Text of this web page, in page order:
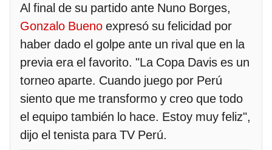
Al final de su partido ante Nuno Borges,
Gonzalo Bueno expresó su felicidad por
haber dado el golpe ante un rival que en la
previa era el favorito. "La Copa Davis es un
torneo aparte. Cuando juego por Perú
siento que me transformo y creo que todo
el equipo también lo hace. Estoy muy feliz",
dijo el tenista para TV Perú.